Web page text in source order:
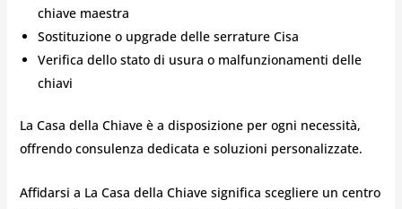
chiave maestra
Sostituzione o upgrade delle serrature Cisa
Verifica dello stato di usura o malfunzionamenti delle
chiavi
La Casa della Chiave è a disposizione per ogni necessità,
offrendo consulenza dedicata e soluzioni personalizzate.
Affidarsi a La Casa della Chiave significa scegliere un centro